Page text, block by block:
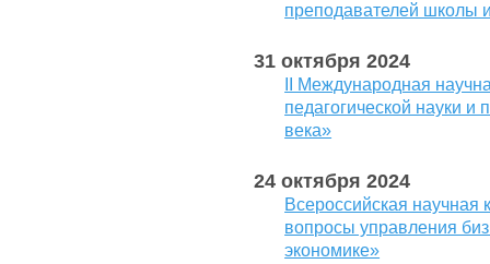
преподавателей школы
31 октября 2024
II Международная
педагогической науки и
века»
24 октября 2024
Всероссийская
вопросы управления
экономике»